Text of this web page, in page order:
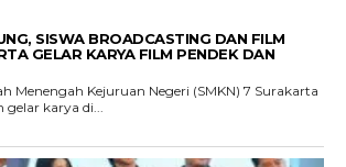
SISWA BROADCASTING DAN FILM
GELAR KARYA FILM PENDEK DAN
Menengah Kejuruan Negeri (SMKN) 7 Surakarta
karya di...